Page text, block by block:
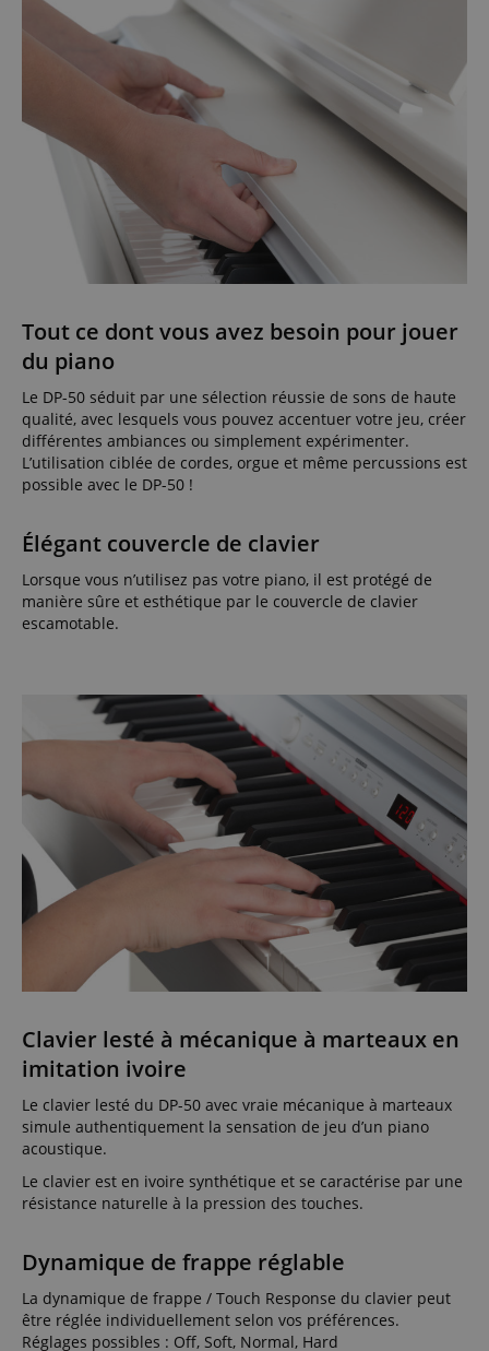
Tout ce dont vous avez besoin pour jouer
du piano
Le DP-50 séduit par une sélection réussie de sons de haute
qualité, avec lesquels vous pouvez accentuer votre jeu, créer
différentes ambiances ou simplement expérimenter.
L’utilisation ciblée de cordes, orgue et même percussions est
possible avec le DP-50 !
Élégant couvercle de clavier
Lorsque vous n’utilisez pas votre piano, il est protégé de
manière sûre et esthétique par le couvercle de clavier
escamotable.
Clavier lesté à mécanique à marteaux en
imitation ivoire
Le clavier lesté du DP-50 avec vraie mécanique à marteaux
simule authentiquement la sensation de jeu d’un piano
acoustique.
Le clavier est en ivoire synthétique et se caractérise par une
résistance naturelle à la pression des touches.
Dynamique de frappe réglable
La dynamique de frappe / Touch Response du clavier peut
être réglée individuellement selon vos préférences.
Réglages possibles : Off, Soft, Normal, Hard